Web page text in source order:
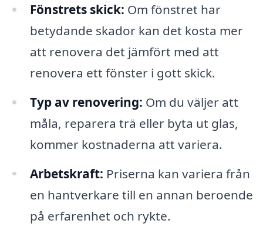
Fönstrets skick: Om fönstret har
betydande skador kan det kosta mer
att renovera det jämfört med att
renovera ett fönster i gott skick.
Typ av renovering: Om du väljer att
måla, reparera trä eller byta ut glas,
kommer kostnaderna att variera.
Arbetskraft: Priserna kan variera från
en hantverkare till en annan beroende
på erfarenhet och rykte.